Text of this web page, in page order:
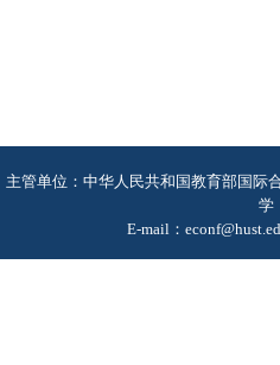
主管单位：中华人民共和国教育部国际
学
E-mail：